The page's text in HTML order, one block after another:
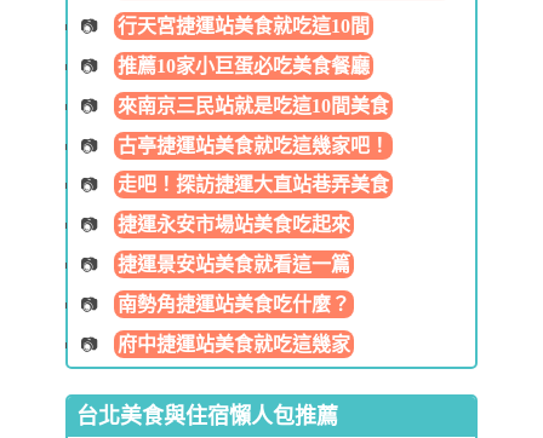
行天宮捷運站美食就吃這10間
推薦10家小巨蛋必吃美食餐廳
來南京三民站就是吃這10間美食
古亭捷運站美食就吃這幾家吧！
走吧！探訪捷運大直站巷弄美食
捷運永安市場站美食吃起來
捷運景安站美食就看這一篇
南勢角捷運站美食吃什麼？
府中捷運站美食就吃這幾家
台北美食與住宿懶人包推薦